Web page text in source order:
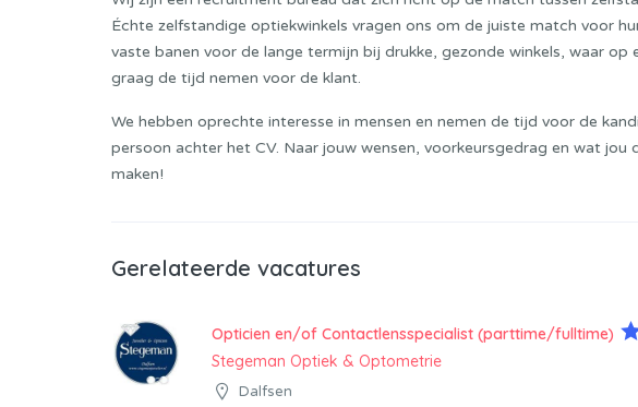
Échte zelfstandige optiekwinkels vragen ons om de juiste match voor
vaste banen voor de lange termijn bij drukke, gezonde winkels, waar op
graag de tijd nemen voor de klant.
We hebben oprechte interesse in mensen en nemen de tijd voor de
persoon achter het CV. Naar jouw wensen, voorkeursgedrag en wat jou
maken!
Gerelateerde vacatures
Opticien en/of Contactlensspecialist (parttime/fulltime)
Stegeman Optiek & Optometrie
Dalfsen